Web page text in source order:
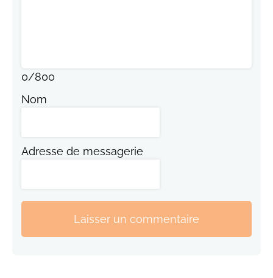
0/800
Nom
Adresse de messagerie
Laisser un commentaire